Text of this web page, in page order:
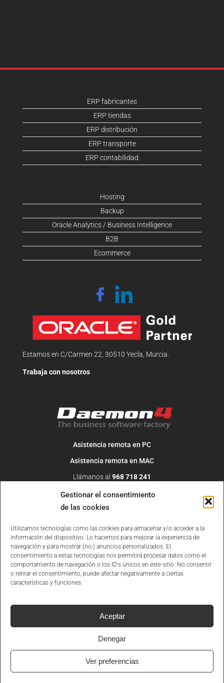
Gestionar el consentimiento
de las cookies
Utilizamos tecnologías como las cookies para almacenar y/o acceder a la
información del dispositivo. Lo hacemos para mejorar la experiencia de
navegación y para mostrar (no-) anuncios personalizados. El
consentimiento a estas tecnologías nos permitirá procesar datos como el
comportamiento de navegación o los ID's únicos en este sitio. No consentir
o retirar el consentimiento, puede afectar negativamente a ciertas
características y funciones.
Aceptar
Denegar
Ver preferencias
ERP fabricantes
ERP tiendas
ERP distribución
ERP transporte
ERP contabilidad
Hosting
Backup
Oracle Analytics / Business Intelligence
B2B
Ecommerce
Estamos en C/Carmen 22, 30510 Yecla, Murcia.
Trabaja con nosotros
Asistencia remota en PC
Asistencia remota en MAC
Llámanos al 968 718 241
©2026Daemon4· Informática y programas de gestión para empresas
Aviso legal
Privacidad
Cookies
Administrar Cookies